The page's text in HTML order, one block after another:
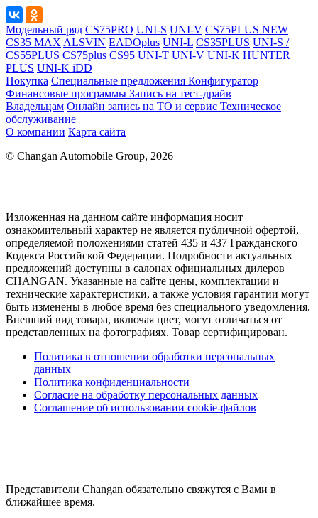
Модельный ряд CS75PRO UNI-S UNI-V CS75PLUS NEW
CS35 MAX ALSVIN EADOplus UNI-L CS35PLUS UNI-S /
CS55PLUS CS75plus CS95 UNI-T UNI-V UNI-K HUNTER
PLUS UNI-K iDD
Покупка Специальные предложения Конфигуратор
Финансовые программы Запись на тест-драйв
Владельцам Онлайн запись на ТО и сервис Техническое
обслуживание
О компании Карта сайта
© Changan Automobile Group, 2026
Изложенная на данном сайте информация носит
ознакомительный характер не является публичной офертой,
определяемой положениями статей 435 и 437 Гражданского
Кодекса Российской Федерации. Подробности актуальных
предложений доступны в салонах официальных дилеров
CHANGAN. Указанные на сайте цены, комплектации и
технические характеристики, а также условия гарантии могут
быть изменены в любое время без специального уведомления.
Внешний вид товара, включая цвет, могут отличаться от
представленных на фотографиях. Товар сертифицирован.
Политика в отношении обработки персональных
данных
Политика конфиденциальности
Согласие на обработку персональных данных
Соглашение об использовании cookie-файлов
Представители Changan обязательно свяжутся с Вами в
ближайшее время.